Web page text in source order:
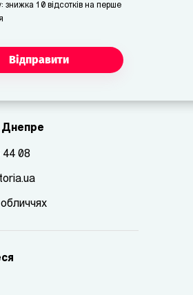
знижка 10 відсотків на перше
Відправити
Днепре
44 08